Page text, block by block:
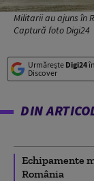
Militarii au ajuns în
Captură foto Digi24
Urmărește Digi24
Discover
DIN
Echipamente
România